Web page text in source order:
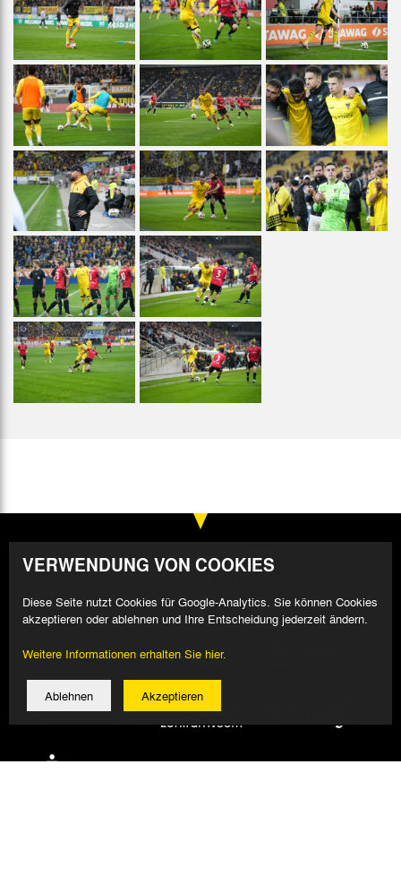
VERWENDUNG VON COOKIES
Diese Seite nutzt Cookies für Google-Analytics. Sie können Cookies
akzeptieren oder ablehnen und Ihre Entscheidung jederzeit ändern.
Weitere Informationen erhalten Sie hier.
Ablehnen Akzeptieren